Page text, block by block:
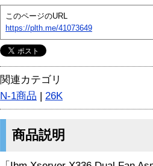
このページのURL
https://plth.me/41073649
関連カテゴリ
N-1商品 | 26K
商品説明